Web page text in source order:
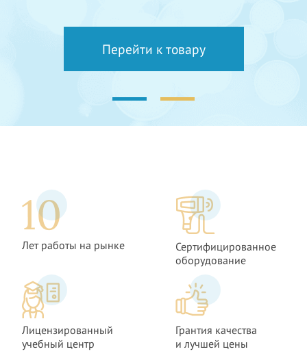
Перейти к товару
Перейти к товару
Перейти к товару
Перейти к товару
Лет работы на рынке
Сертифицированное
оборудование
Лицензиро­ванный
учебный центр
Грантия качества
и лучшей цены